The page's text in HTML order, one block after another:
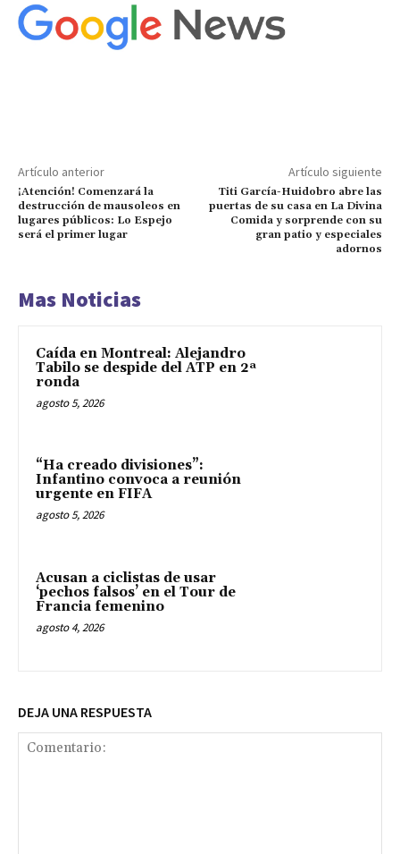
Artículo anterior
¡Atención! Comenzará la
destrucción de mausoleos en
lugares públicos: Lo Espejo
será el primer lugar
Artículo siguiente
Titi García-Huidobro abre las
puertas de su casa en La Divina
Comida y sorprende con su
gran patio y especiales
adornos
Mas Noticias
Caída en Montreal: Alejandro
Tabilo se despide del ATP en 2ª
ronda
agosto 5, 2026
“Ha creado divisiones”:
Infantino convoca a reunión
urgente en FIFA
agosto 5, 2026
Acusan a ciclistas de usar
‘pechos falsos’ en el Tour de
Francia femenino
agosto 4, 2026
DEJA UNA RESPUESTA